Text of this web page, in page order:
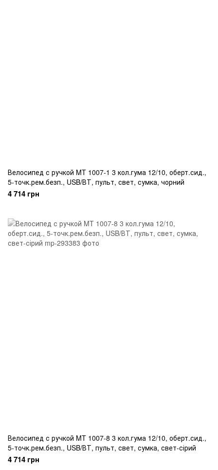
Велосипед с ручкой MT 1007-1 3 кол.гума 12/10, оберт.сид.,
5-точк.рем.безп., USB/ВТ, пульт, свет, сумка, чорний
4 714 грн
Велосипед с ручкой MT 1007-8 3 кол.гума 12/10, оберт.сид.,
5-точк.рем.безп., USB/ВТ, пульт, свет, сумка, свет-сірий
4 714 грн